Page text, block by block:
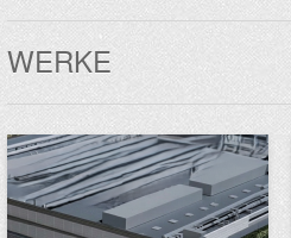
WERKE